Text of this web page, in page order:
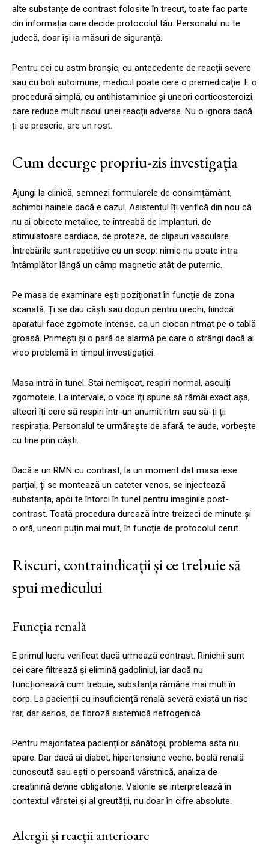
alte substanțe de contrast folosite în trecut, toate fac parte
din informația care decide protocolul tău. Personalul nu te
judecă, doar își ia măsuri de siguranță.
Pentru cei cu astm bronșic, cu antecedente de reacții severe
sau cu boli autoimune, medicul poate cere o premedicație. E o
procedură simplă, cu antihistaminice și uneori corticosteroizi,
care reduce mult riscul unei reacții adverse. Nu o ignora dacă
ți se prescrie, are un rost.
Cum decurge propriu-zis investigația
Ajungi la clinică, semnezi formularele de consimțământ,
schimbi hainele dacă e cazul. Asistentul îți verifică din nou că
nu ai obiecte metalice, te întreabă de implanturi, de
stimulatoare cardiace, de proteze, de clipsuri vasculare.
Întrebările sunt repetitive cu un scop: nimic nu poate intra
întâmplător lângă un câmp magnetic atât de puternic.
Pe masa de examinare ești poziționat în funcție de zona
scanată. Ți se dau căști sau dopuri pentru urechi, fiindcă
aparatul face zgomote intense, ca un ciocan ritmat pe o tablă
groasă. Primești și o pară de alarmă pe care o strângi dacă ai
vreo problemă în timpul investigației.
Masa intră în tunel. Stai nemișcat, respiri normal, asculți
zgomotele. La intervale, o voce îți spune să rămâi exact așa,
alteori îți cere să respiri într-un anumit ritm sau să-ți ții
respirația. Personalul te urmărește de afară, te aude, vorbește
cu tine prin căști.
Dacă e un RMN cu contrast, la un moment dat masa iese
parțial, ți se montează un cateter venos, se injectează
substanța, apoi te întorci în tunel pentru imaginile post-
contrast. Toată procedura durează între treizeci de minute și
o oră, uneori puțin mai mult, în funcție de protocolul cerut.
Riscuri, contraindicații și ce trebuie să
spui medicului
Funcția renală
E primul lucru verificat dacă urmează contrast. Rinichii sunt
cei care filtrează și elimină gadoliniul, iar dacă nu
funcționează cum trebuie, substanța rămâne mai mult în
corp. La pacienții cu insuficiență renală severă există un risc
rar, dar serios, de fibroză sistemică nefrogenică.
Pentru majoritatea pacienților sănătoși, problema asta nu
apare. Dar dacă ai diabet, hipertensiune veche, boală renală
cunoscută sau ești o persoană vârstnică, analiza de
creatinină devine obligatorie. Valorile se interpretează în
contextul vârstei și al greutății, nu doar în cifre absolute.
Alergii și reacții anterioare